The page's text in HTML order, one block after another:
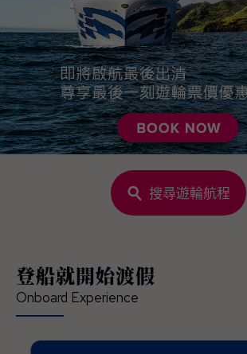
搜尋遊輪航程
登船就開始渡假
Onboard Experience